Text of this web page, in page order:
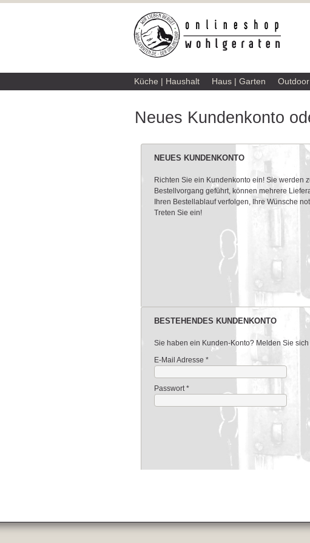
Küche | Haushalt Haus | Garten Outdoor
Neues Kundenkonto
NEUES KUNDENKONTO
Richten Sie ein Kundenkonto ein! Sie werden
Bestellvorgang geführt, können mehrere
Ihren Bestellablauf verfolgen, Ihre Wünsche
Treten Sie ein!
BESTEHENDES KUNDENKONTO
Sie haben ein Kunden-Konto? Melden Sie
*
E-Mail Adresse
*
Passwort